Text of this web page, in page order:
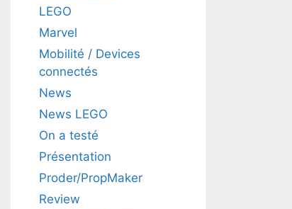
LEGO
Marvel
Mobilité / Devices
connectés
News
News LEGO
On a testé
Présentation
Proder/PropMaker
Review